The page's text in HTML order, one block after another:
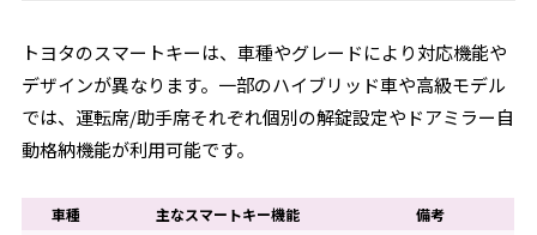
トヨタのスマートキーは、車種やグレードにより対応機能や
デザインが異なります。一部のハイブリッド車や高級モデル
では、運転席/助手席それぞれ個別の解錠設定やドアミラー自
動格納機能が利用可能です。
車種 主なスマートキー機能 備考